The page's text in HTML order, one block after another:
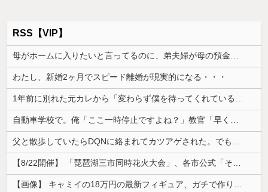
RSS【VIP】
わたし、新婚2ヶ月でスピード離婚が現実的になる・・・